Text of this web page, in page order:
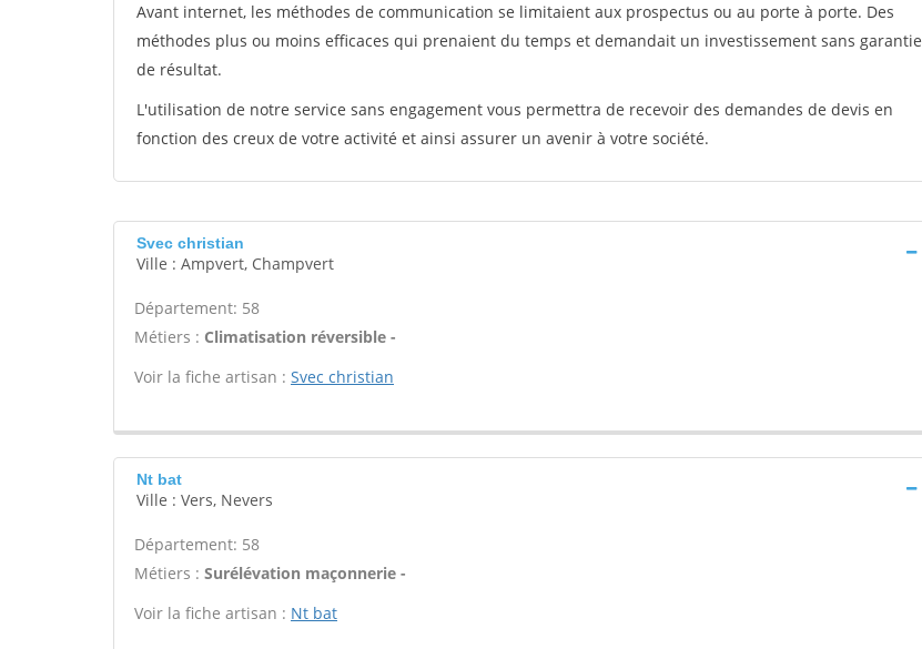
Avant internet, les méthodes de communication se limitaient aux prospectus ou au porte à porte. Des
méthodes plus ou moins efficaces qui prenaient du temps et demandait un investissement sans garantie
de résultat.
L'utilisation de notre service sans engagement vous permettra de recevoir des demandes de devis en
fonction des creux de votre activité et ainsi assurer un avenir à votre société.
Svec christian
Ville : Ampvert, Champvert
Département: 58
Métiers : Climatisation réversible -
Voir la fiche artisan : Svec christian
Nt bat
Ville : Vers, Nevers
Département: 58
Métiers : Surélévation maçonnerie -
Voir la fiche artisan : Nt bat